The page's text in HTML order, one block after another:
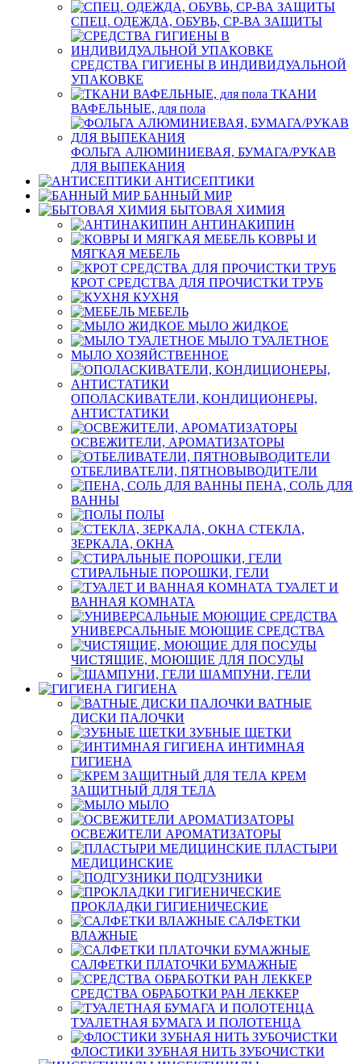
СПЕЦ. ОДЕЖДА, ОБУВЬ, СР-ВА ЗАЩИТЫ
СРЕДСТВА ГИГИЕНЫ В ИНДИВИДУАЛЬНОЙ
УПАКОВКЕ
ТКАНИ
ВАФЕЛЬНЫЕ, для пола
ФОЛЬГА АЛЮМИНИЕВАЯ, БУМАГА/РУКАВ
ДЛЯ ВЫПЕКАНИЯ
АНТИСЕПТИКИ
БАННЫЙ МИР
БЫТОВАЯ ХИМИЯ
АНТИНАКИПИН
КОВРЫ И
МЯГКАЯ МЕБЕЛЬ
КРОТ СРЕДСТВА ДЛЯ ПРОЧИСТКИ ТРУБ
КУХНЯ
МЕБЕЛЬ
МЫЛО ЖИДКОЕ
МЫЛО ТУАЛЕТНОЕ
МЫЛО ХОЗЯЙСТВЕННОЕ
ОПОЛАСКИВАТЕЛИ, КОНДИЦИОНЕРЫ,
АНТИСТАТИКИ
ОСВЕЖИТЕЛИ, АРОМАТИЗАТОРЫ
ОТБЕЛИВАТЕЛИ, ПЯТНОВЫВОДИТЕЛИ
ПЕНА, СОЛЬ ДЛЯ
ВАННЫ
ПОЛЫ
СТЕКЛА,
ЗЕРКАЛА, ОКНА
СТИРАЛЬНЫЕ ПОРОШКИ, ГЕЛИ
ТУАЛЕТ И
ВАННАЯ КОМНАТА
УНИВЕРСАЛЬНЫЕ МОЮЩИЕ СРЕДСТВА
ЧИСТЯЩИЕ, МОЮЩИЕ ДЛЯ ПОСУДЫ
ШАМПУНИ, ГЕЛИ
ГИГИЕНА
ВАТНЫЕ
ДИСКИ ПАЛОЧКИ
ЗУБНЫЕ ЩЕТКИ
ИНТИМНАЯ
ГИГИЕНА
КРЕМ
ЗАЩИТНЫЙ ДЛЯ ТЕЛА
МЫЛО
ОСВЕЖИТЕЛИ АРОМАТИЗАТОРЫ
ПЛАСТЫРИ
МЕДИЦИНСКИЕ
ПОДГУЗНИКИ
ПРОКЛАДКИ ГИГИЕНИЧЕСКИЕ
САЛФЕТКИ
ВЛАЖНЫЕ
САЛФЕТКИ ПЛАТОЧКИ БУМАЖНЫЕ
СРЕДСТВА ОБРАБОТКИ РАН ЛЕККЕР
ТУАЛЕТНАЯ БУМАГА И ПОЛОТЕНЦА
ФЛОСТИКИ ЗУБНАЯ НИТЬ ЗУБОЧИСТКИ